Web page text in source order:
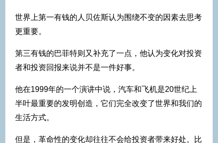
世界上第一有钱的人贝佐斯认为围绕不变的因素去思考
更重要。
第三有钱的巴菲特则又补充了一点，他认为变化对投资
者和投资回报来说并不是一件好事。
他在1999年的一个演讲中说，汽车和飞机是20世纪上
半叶最重要的发明创造，它们完全改变了世界和我们的
生活方式。
但是，革命性的变化却往往不会给投资者带来好处。比